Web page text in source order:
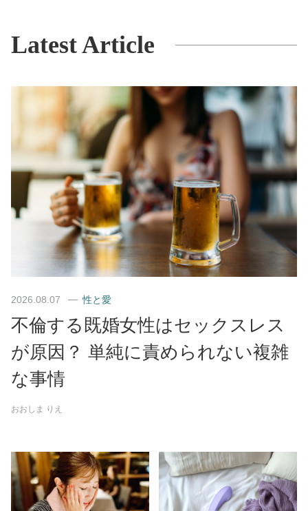
Latest Article
2026.08.07 性と愛
不倫する既婚女性はセックスレス
が原因？ 単純に責められない複雑
な事情
おおしま りえ